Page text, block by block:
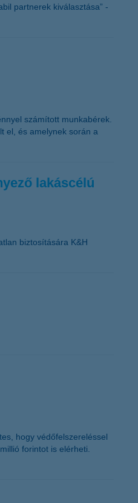
partnerek kiválasztása” -
számított munkabérek.
el, és amelynek során a
lakáscélú
biztosítására K&H
hogy védőfelszereléssel
forintot is elérheti.